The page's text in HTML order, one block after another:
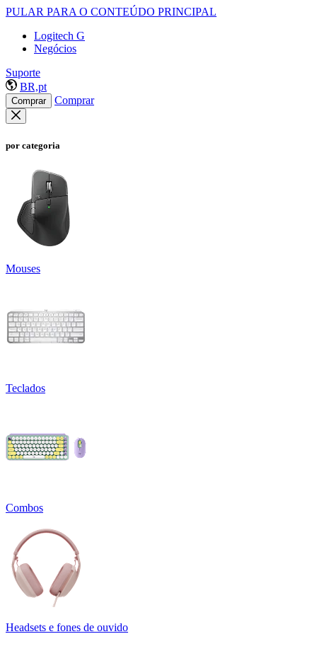
PULAR PARA O CONTEÚDO PRINCIPAL
Logitech G
Negócios
Suporte
BR,pt
Comprar Comprar
por categoria
Mouses
Teclados
Combos
Headsets e fones de ouvido